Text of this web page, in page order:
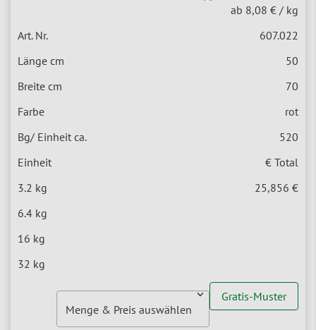
ab 8,08 € / kg
607.022
50
70
rot
520
€ Total
25,856 €
Gratis-Muster